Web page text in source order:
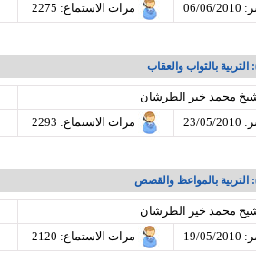
مرات الاستماع: 2275
محمد خير الطرشان
مرات الاستماع: 2293
محمد خير الطرشان
مرات الاستماع: 2120